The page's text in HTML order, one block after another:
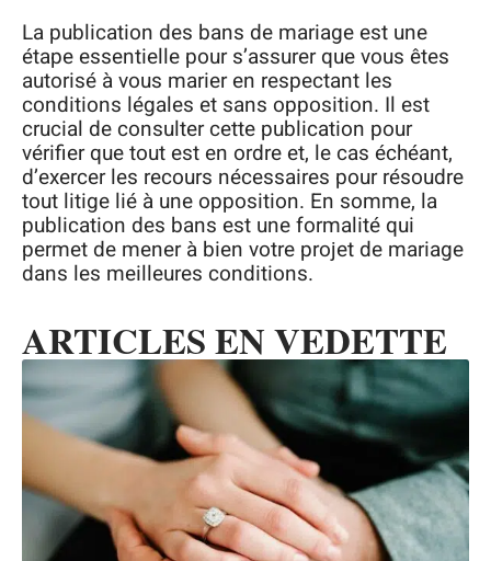
La publication des bans de mariage est une
étape essentielle pour s’assurer que vous êtes
autorisé à vous marier en respectant les
conditions légales et sans opposition. Il est
crucial de consulter cette publication pour
vérifier que tout est en ordre et, le cas échéant,
d’exercer les recours nécessaires pour résoudre
tout litige lié à une opposition. En somme, la
publication des bans est une formalité qui
permet de mener à bien votre projet de mariage
dans les meilleures conditions.
ARTICLES EN VEDETTE